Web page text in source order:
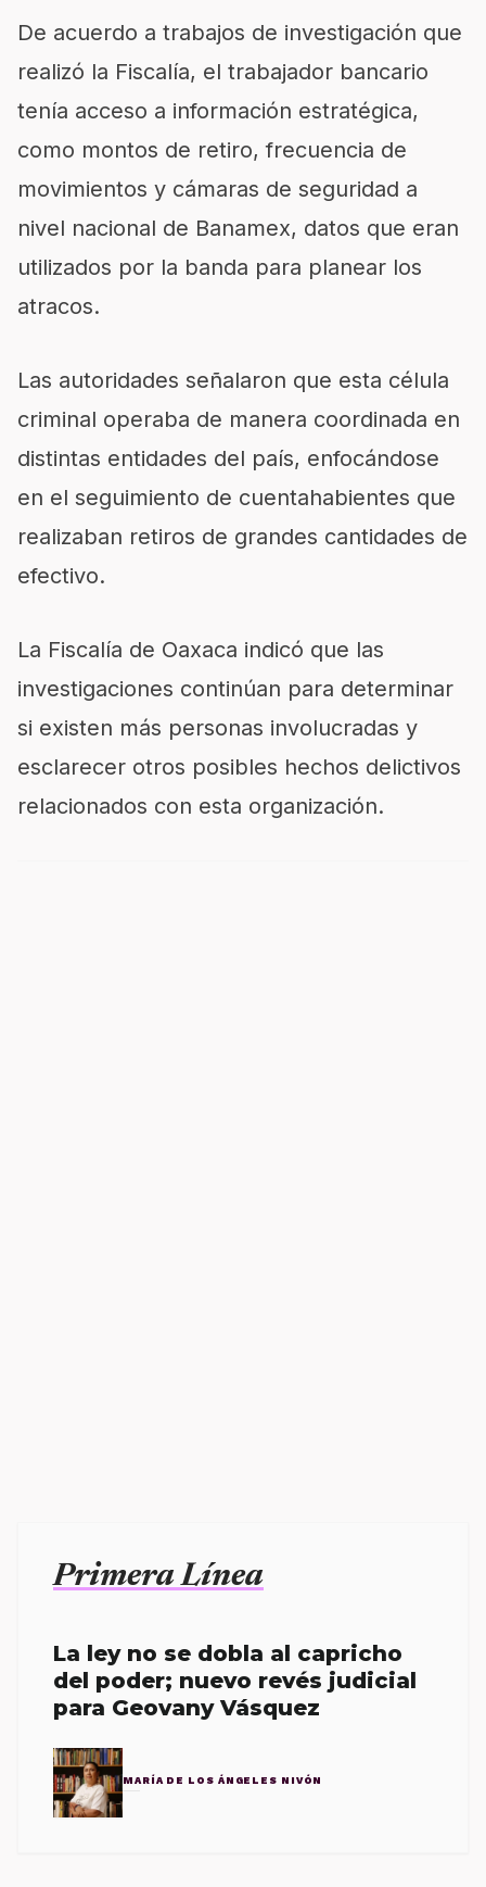
De acuerdo a trabajos de investigación que
realizó la Fiscalía, el trabajador bancario
tenía acceso a información estratégica,
como montos de retiro, frecuencia de
movimientos y cámaras de seguridad a
nivel nacional de Banamex, datos que eran
utilizados por la banda para planear los
atracos.
Las autoridades señalaron que esta célula
criminal operaba de manera coordinada en
distintas entidades del país, enfocándose
en el seguimiento de cuentahabientes que
realizaban retiros de grandes cantidades de
efectivo.
La Fiscalía de Oaxaca indicó que las
investigaciones continúan para determinar
si existen más personas involucradas y
esclarecer otros posibles hechos delictivos
relacionados con esta organización.
Primera Línea
La ley no se dobla al capricho
del poder; nuevo revés judicial
para Geovany Vásquez
MARÍA DE LOS ÁNGELES NIVÓN